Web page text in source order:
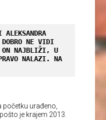
NE VIDI
ON NAJBLIŽI, U
NALAZI. NA
početku urađeno,
je krajem 2013.